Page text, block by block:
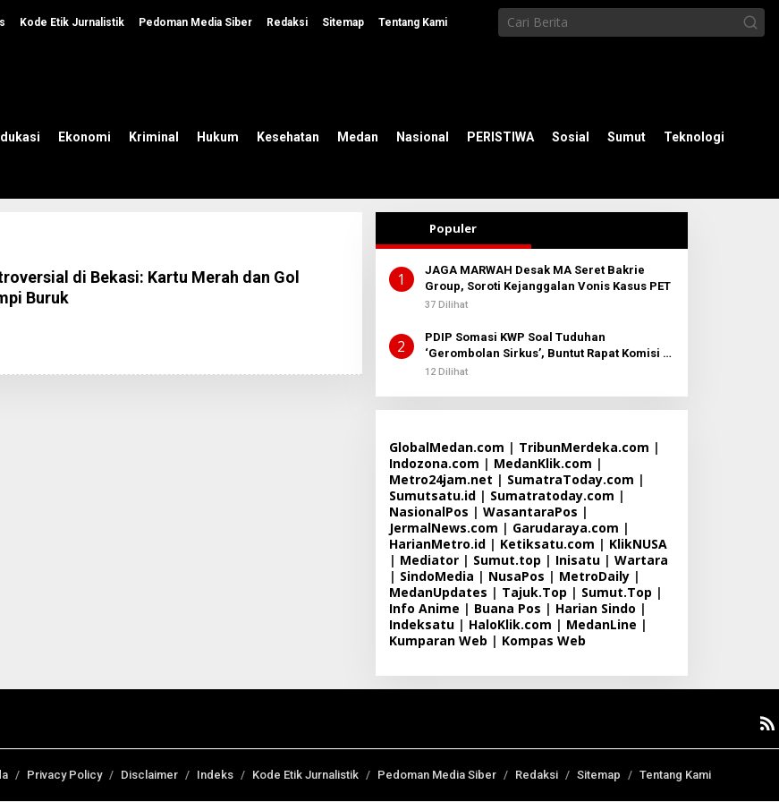
Kode Etik Jurnalistik Pedoman Media Siber Redaksi Sitemap Tentang Kami
Ekonomi Kriminal Hukum Kesehatan Medan Nasional PERISTIWA Sosial Sumut Teknologi
di Bekasi: Kartu Merah dan Gol
Buruk
Populer
1
JAGA MARWAH Desak MA Seret Bakrie
Group, Soroti Kejanggalan Vonis Kasus PET
37 Dilihat
2
PDIP Somasi KWP Soal Tuduhan
‘Gerombolan Sirkus’, Buntut Rapat Komisi II
Dipimpin Sufmi Dasco Ahmad
12 Dilihat
GlobalMedan.com | TribunMerdeka.com |
Indozona.com | MedanKlik.com |
Metro24jam.net | SumatraToday.com |
Sumutsatu.id| Sumatratoday.com |
NasionalPos | WasantaraPos |
JermalNews.com | Garudaraya.com |
HarianMetro.id| Ketiksatu.com | KlikNUSA
| Mediator| Sumut.top | Inisatu| Wartara
| SindoMedia | NusaPos | MetroDaily|
MedanUpdates | Tajuk.Top | Sumut.Top |
Info Anime | Buana Pos | Harian Sindo |
Indeksatu| HaloKlik.com | MedanLine |
Kumparan Web | Kompas Web
Privacy Policy Disclaimer Indeks Kode Etik Jurnalistik Pedoman Media Siber Redaksi Sitemap Tentang Kami